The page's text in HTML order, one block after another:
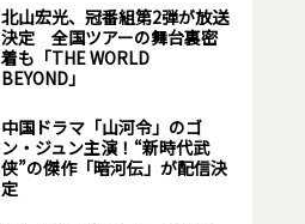
北山宏光、冠番組第2弾が放送
決定 全国ツアーの舞台裏密
着も「THE WORLD
BEYOND」
中国ドラマ「山河令」のゴ
ン・ジュン主演！“新時代武
侠”の傑作「暗河伝」が配信決
定